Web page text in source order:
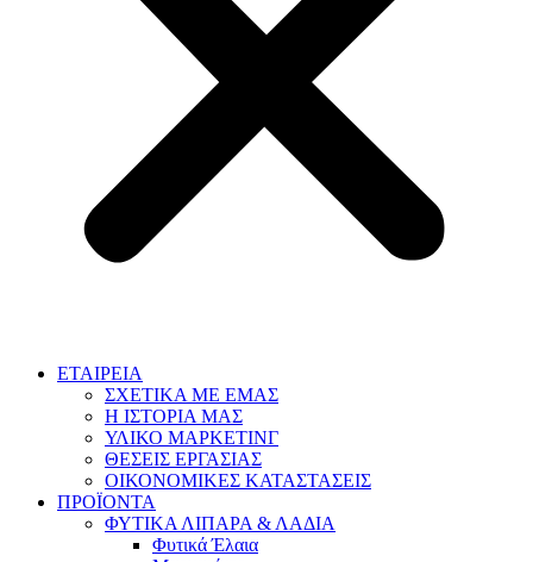
ΕΤΑΙΡΕΙΑ
ΣΧΕΤΙΚΑ ΜΕ ΕΜΑΣ
Η ΙΣΤΟΡΙΑ ΜΑΣ
ΥΛΙΚΟ ΜΑΡΚΕΤΙΝΓ
ΘΕΣΕΙΣ ΕΡΓΑΣΙΑΣ
ΟΙΚΟΝΟΜΙΚΕΣ ΚΑΤΑΣΤΑΣΕΙΣ
ΠΡΟΪΟΝΤΑ
ΦΥΤΙΚΑ ΛΙΠΑΡΑ & ΛΑΔΙΑ
Φυτικά Έλαια